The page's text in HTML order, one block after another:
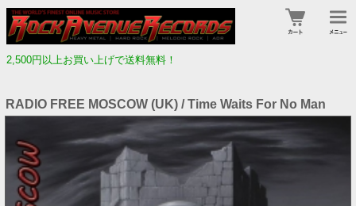
2,500円以上お買い上げで送料無料！
RADIO FREE MOSCOW (UK) / Time Waits For No Man